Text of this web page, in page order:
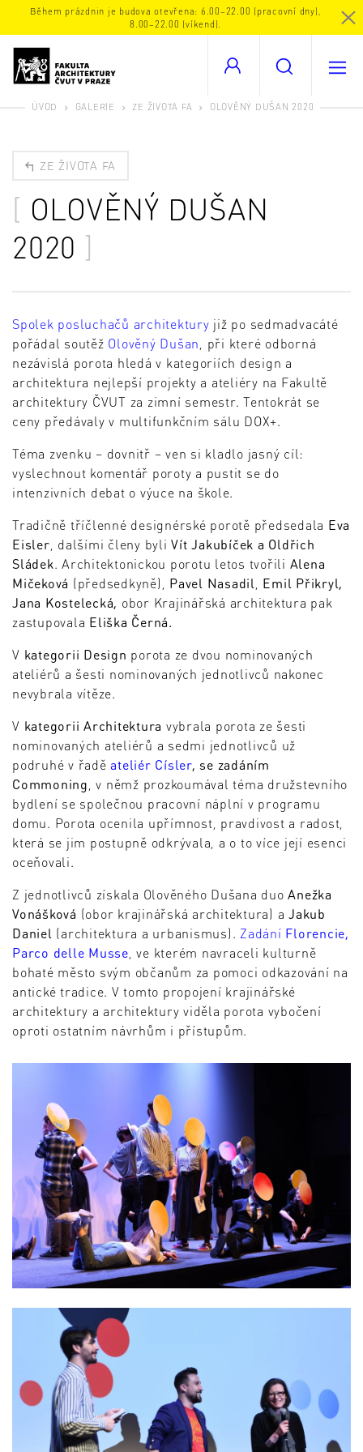
Během prázdnin je budova otevřena: 6.00–22.00 (pracovní dny),
8.00–22.00 (víkend).
ÚVOD GALERIE ZE ŽIVOTA FA OLOVĚNÝ DUŠAN 2020
ZE ŽIVOTA FA
OLOVĚNÝ DUŠAN
2020
Spolek posluchačů architektury již po sedmadvacáté
pořádal soutěž Olověný Dušan , při které odborná
nezávislá porota hledá v kategoriích design a
architektura nejlepší projekty a ateliéry na Fakultě
architektury ČVUT za zimní semestr. Tentokrát se
ceny předávaly v multifunkčním sálu DOX+.
Téma zvenku – dovnitř – ven si kladlo jasný cíl:
vyslechnout komentář poroty a pustit se do
intenzivních debat o výuce na škole.
Tradičně tříčlenné designérské porotě předsedala Eva
Eisler , dalšími členy byliVít Jakubíček a Oldřich
Sládek. Architektonickou porotu letos tvořili Alena
Mičeková (předsedkyně), Pavel Nasadil
Emil Přikryl,
Jana Kostelecká, obor Krajinářská architektura pak
zastupovala Eliška Černá.
V kategorii Design porota ze dvou nominovaných
ateliérů a šesti nominovaných jednotlivců nakonec
nevybrala vítěze.
V kategorii Architektura vybrala porota ze šesti
nominovaných ateliérů a sedmi jednotlivců už
podruhé v řaděateliér Císler, se zadáním
Commoning , v němž prozkoumával téma družstevního
bydlení se společnou pracovní náplní v programu
domu. Porota ocenila upřímnost, pravdivost a radost,
která se jim postupně odkrývala, a o to více její esenci
oceňovali.
Z jednotlivců získala Olověného Dušana duoAnežka
Vonášková (obor krajinářská architektura) a Jakub
Daniel (architektura a urbanismus). Zadání Florencie,
Parco delle Musse , ve kterém navraceli kulturně
bohaté město svým občanům za pomoci odkazování na
antické tradice. V tomto propojení krajinářské
architektury a architektury viděla porota vybočení
oproti ostatním návrhům i přístupům.